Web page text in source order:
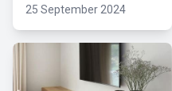
25 September 2024